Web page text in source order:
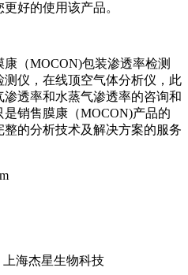
好的使用该产品。
（MOCON)包装渗透率检测
仪，在线顶空气体分析仪，此
透率和水蒸气渗透率的咨询和
销售膜康（MOCON)产品的
的分析技术及解决方案的服务
上海杰星生物科技